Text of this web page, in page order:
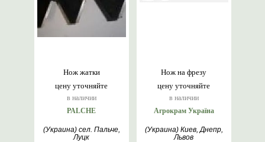
цену уточняйте
в наличии
Нож жатки
PALCHE
(Украина) сел. Пальче,
Луцк
цену уточняйте
в наличии
Нож на фрезу
Агрокрам Україна
(Украина) Киев, Днепр,
Львов